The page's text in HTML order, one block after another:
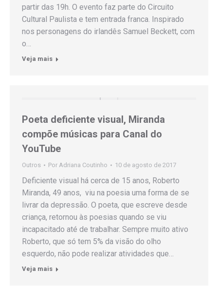
partir das 19h. O evento faz parte do Circuito
Cultural Paulista e tem entrada franca. Inspirado
nos personagens do irlandês Samuel Beckett, com
o…
Veja mais
Poeta deficiente visual, Miranda
compõe músicas para Canal do
YouTube
Outros Por Adriana Coutinho 10 de agosto de 2017
Deficiente visual há cerca de 15 anos, Roberto
Miranda, 49 anos, viu na poesia uma forma de se
livrar da depressão. O poeta, que escreve desde
criança, retornou às poesias quando se viu
incapacitado até de trabalhar. Sempre muito ativo
Roberto, que só tem 5% da visão do olho
esquerdo, não pode realizar atividades que…
Veja mais